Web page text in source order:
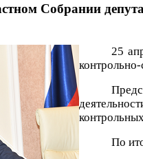
Собрании
25
По